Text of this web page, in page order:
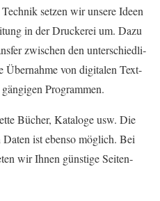
set­zen wir unse­re Ideen
in der Dru­cke­rei um. Dazu
zwi­schen den unter­schied­li­
Über­nah­me von digi­ta­len Text-
Pro­gram­men.
Bücher, Kata­lo­ge usw. Die
ist eben­so mög­lich. Bei
wir Ihnen güns­ti­ge Sei­ten­